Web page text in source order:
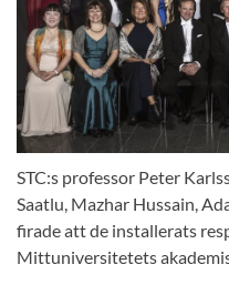
STC:s professor Peter
Saatlu, Mazhar Hussain,
firade att de installerats
Mittuniversitetets